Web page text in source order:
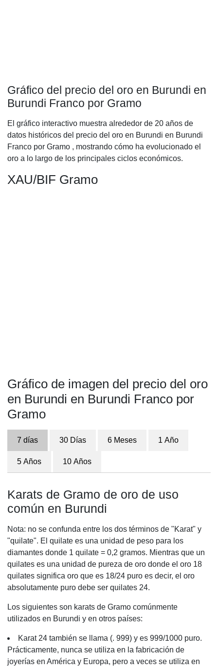
Gráfico del precio del oro en Burundi en
Burundi Franco por Gramo
El gráfico interactivo muestra alrededor de 20 años de
datos históricos del precio del oro en Burundi en Burundi
Franco por Gramo , mostrando cómo ha evolucionado el
oro a lo largo de los principales ciclos económicos.
XAU/BIF Gramo
Gráfico de imagen del precio del oro
en Burundi en Burundi Franco por
Gramo
7 días 30 Días 6 Meses 1 Año
5 Años 10 Años
Karats de Gramo de oro de uso
común en Burundi
Nota: no se confunda entre los dos términos de "Karat" y
"quilate". El quilate es una unidad de peso para los
diamantes donde 1 quilate = 0,2 gramos. Mientras que un
quilates es una unidad de pureza de oro donde el oro 18
quilates significa oro que es 18/24 puro es decir, el oro
absolutamente puro debe ser quilates 24.
Los siguientes son karats de Gramo comúnmente
utilizados en Burundi y en otros países:
Karat 24 también se llama (. 999) y es 999/1000 puro.
Prácticamente, nunca se utiliza en la fabricación de
joyerías en América y Europa, pero a veces se utiliza en